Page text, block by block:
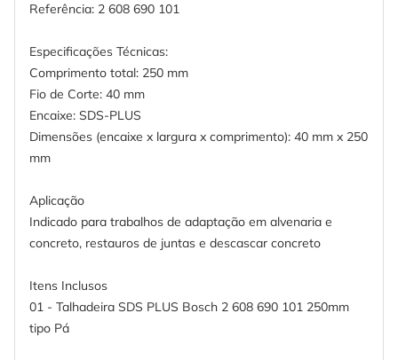
Referência: 2 608 690 101
Especificações Técnicas:
Comprimento total: 250 mm
Fio de Corte: 40 mm
Encaixe: SDS-PLUS
Dimensões (encaixe x largura x comprimento): 40 mm x 250
mm
Aplicação
Indicado para trabalhos de adaptação em alvenaria e
concreto, restauros de juntas e descascar concreto
Itens Inclusos
01 - Talhadeira SDS PLUS Bosch 2 608 690 101 250mm
tipo Pá